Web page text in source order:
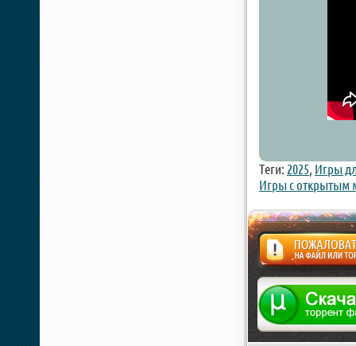
Теги: 2025, Игры
Игры с открытым
Жалоба